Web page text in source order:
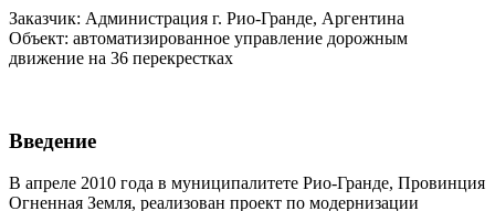
Заказчик: Администрация г. Рио-Гранде, Аргентина
Объект: автоматизированное управление дорожным
движение на 36 перекрестках
Введение
В апреле 2010 года в муниципалитете Рио-Гранде, Провинция
Огненная Земля, реализован проект по модернизации